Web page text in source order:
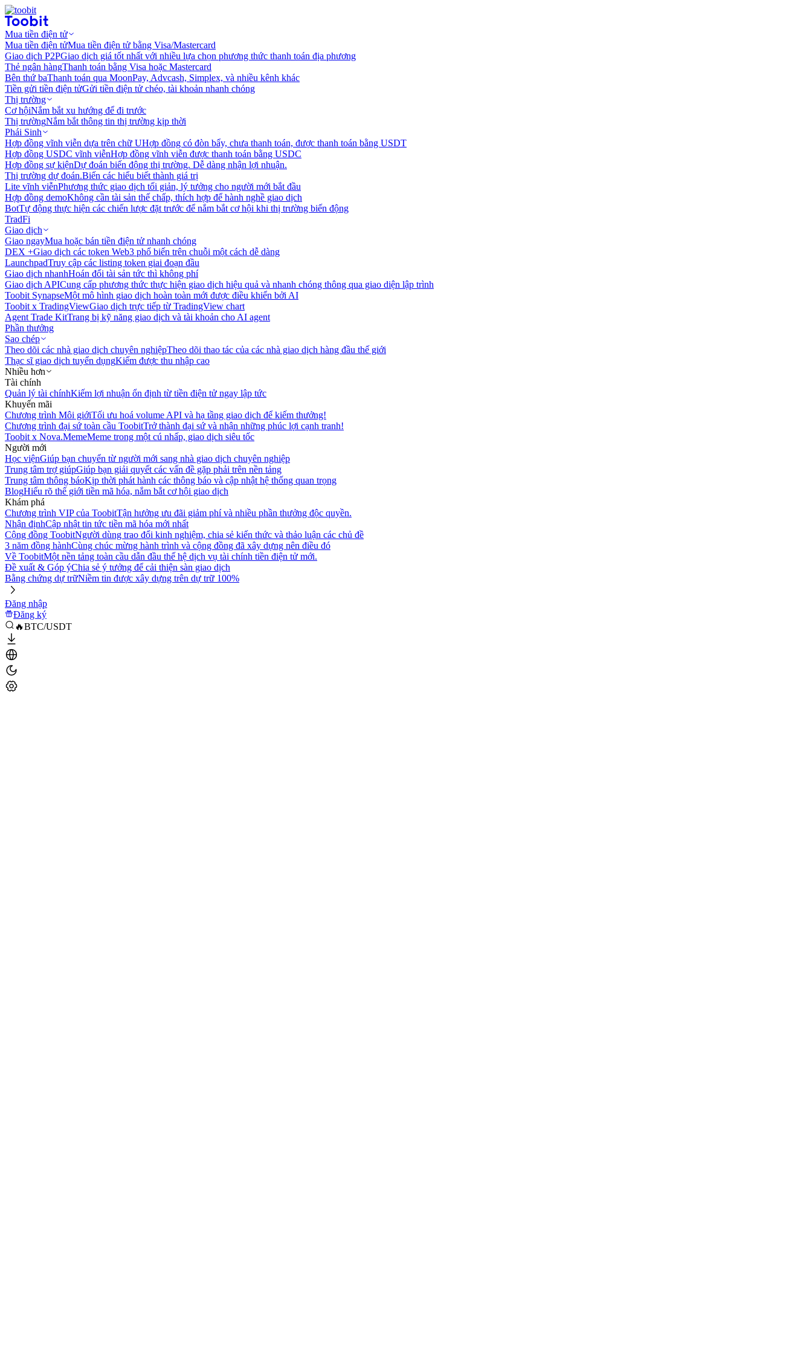
Mua tiền điện tử
Mua tiền điện tửMua tiền điện tử bằng Visa/Mastercard
Giao dịch P2PGiao dịch giá tốt nhất với nhiều lựa chọn phương thức thanh toán địa phương
Thẻ ngân hàngThanh toán bằng Visa hoặc Mastercard
Bên thứ baThanh toán qua MoonPay, Advcash, Simplex, và nhiều kênh khác
Tiền gửi tiền điện tửGửi tiền điện tử chéo, tài khoản nhanh chóng
Thị trường
Cơ hộiNắm bắt xu hướng để đi trước
Thị trườngNắm bắt thông tin thị trường kịp thời
Phái Sinh
Hợp đồng vĩnh viễn dựa trên chữ UHợp đồng có đòn bẩy, chưa thanh toán, được thanh toán bằng USDT
Hợp đồng USDC vĩnh viễnHợp đồng vĩnh viễn được thanh toán bằng USDC
Hợp đồng sự kiệnDự đoán biến động thị trường. Dễ dàng nhận lợi nhuận.
Thị trường dự đoán.Biến các hiểu biết thành giá trị
Lite vĩnh viễnPhương thức giao dịch tối giản, lý tưởng cho người mới bắt đầu
Hợp đồng demoKhông cần tài sản thế chấp, thích hợp để hành nghề giao dịch
BotTự động thực hiện các chiến lược đặt trước để nắm bắt cơ hội khi thị trường biến động
TradFi
Giao dịch
Giao ngayMua hoặc bán tiền điện tử nhanh chóng
DEX +Giao dịch các token Web3 phổ biến trên chuỗi một cách dễ dàng
LaunchpadTruy cập các listing token giai đoạn đầu
Giao dịch nhanhHoán đổi tài sản tức thì không phí
Giao dịch APICung cấp phương thức thực hiện giao dịch hiệu quả và nhanh chóng thông qua giao diện lập trình
Toobit SynapseMột mô hình giao dịch hoàn toàn mới được điều khiển bởi AI
Toobit x TradingViewGiao dịch trực tiếp từ TradingView chart
Agent Trade KitTrang bị kỹ năng giao dịch và tài khoản cho AI agent
Phần thưởng
Sao chép
Theo dõi các nhà giao dịch chuyên nghiệpTheo dõi thao tác của các nhà giao dịch hàng đầu thế giới
Thạc sĩ giao dịch tuyển dụngKiếm được thu nhập cao
Nhiều hơn
Tài chính
Quản lý tài chínhKiếm lợi nhuận ổn định từ tiền điện tử ngay lập tức
Khuyến mãi
Chương trình Môi giớiTối ưu hoá volume API và hạ tầng giao dịch để kiếm thưởng!
Chương trình đại sứ toàn cầu ToobitTrở thành đại sứ và nhận những phúc lợi cạnh tranh!
Toobit x Nova.MemeMeme trong một cú nhấp, giao dịch siêu tốc
Người mới
Học việnGiúp bạn chuyển từ người mới sang nhà giao dịch chuyên nghiệp
Trung tâm trợ giúpGiúp bạn giải quyết các vấn đề gặp phải trên nền tảng
Trung tâm thông báoKịp thời phát hành các thông báo và cập nhật hệ thống quan trọng
BlogHiểu rõ thế giới tiền mã hóa, nắm bắt cơ hội giao dịch
Khám phá
Chương trình VIP của ToobitTận hưởng ưu đãi giảm phí và nhiều phần thưởng độc quyền.
Nhận địnhCập nhật tin tức tiền mã hóa mới nhất
Cộng đồng ToobitNgười dùng trao đổi kinh nghiệm, chia sẻ kiến thức và thảo luận các chủ đề
3 năm đồng hànhCùng chúc mừng hành trình và cộng đồng đã xây dựng nên điều đó
Về ToobitMột nền tảng toàn cầu dẫn đầu thế hệ dịch vụ tài chính tiền điện tử mới.
Đề xuất & Góp ýChia sẻ ý tưởng để cải thiện sàn giao dịch
Bằng chứng dự trữNiềm tin được xây dựng trên dự trữ 100%
Đăng nhập
Đăng ký
🔥BTC/USDT